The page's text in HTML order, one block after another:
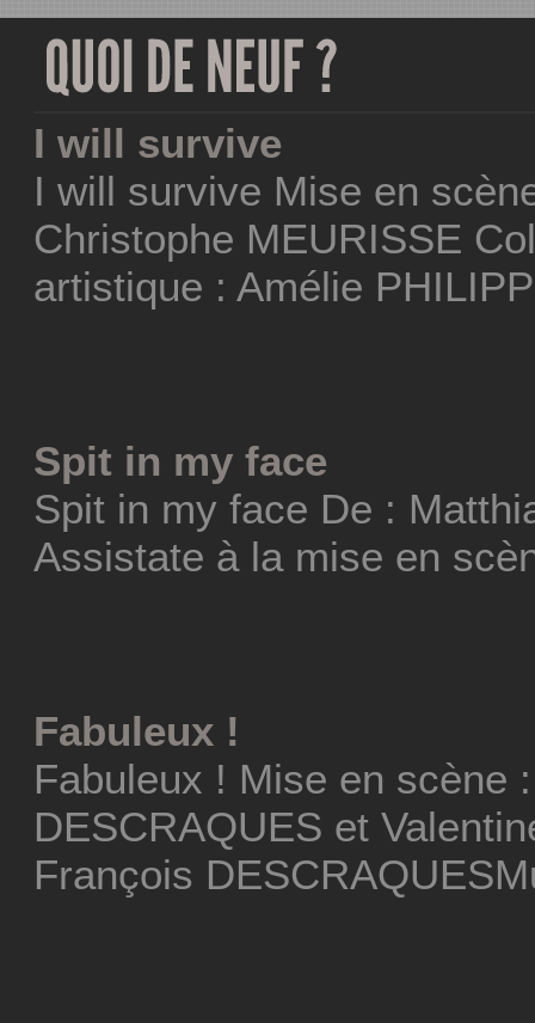
I will survive
I will survive Mise en
Christophe MEURISSE
artistique : Amélie
Spit in my face
Spit in my face De :
Assistate à la mise en
Fabuleux !
Fabuleux ! Mise en scène
DESCRAQUES et
François